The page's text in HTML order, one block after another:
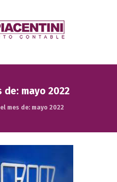
de: mayo 2022
mes de: mayo 2022